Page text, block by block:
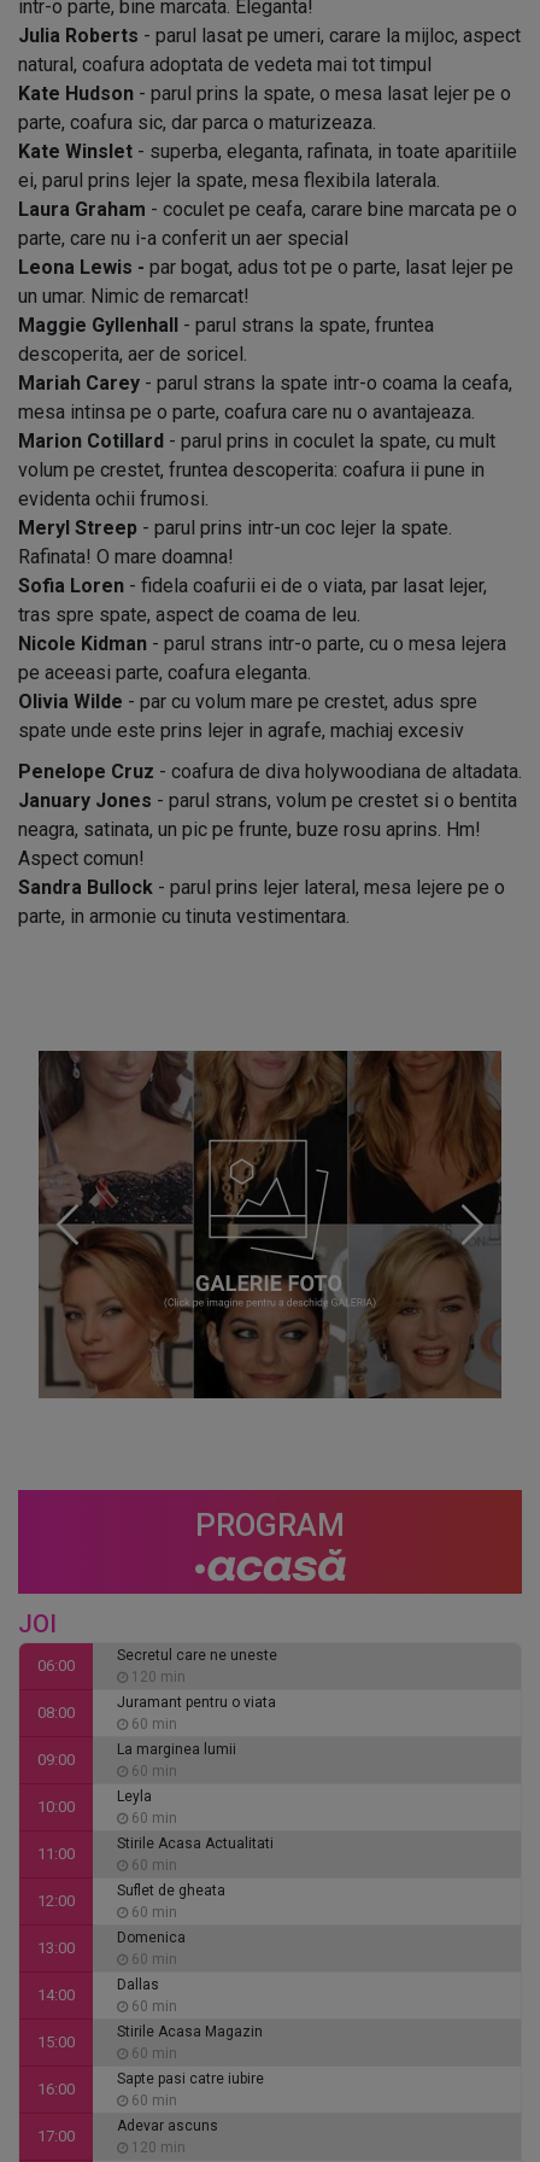
intr-o parte, bine marcata. Eleganta!
Julia Roberts - parul lasat pe umeri, carare la mijloc, aspect
natural, coafura adoptata de vedeta mai tot timpul
Kate Hudson - parul prins la spate, o mesa lasat lejer pe o
parte, coafura sic, dar parca o maturizeaza.
Kate Winslet - superba, eleganta, rafinata, in toate aparitiile
ei, parul prins lejer la spate, mesa flexibila laterala.
Laura Graham - coculet pe ceafa, carare bine marcata pe o
parte, care nu i-a conferit un aer special
Leona Lewis - par bogat, adus tot pe o parte, lasat lejer pe
un umar. Nimic de remarcat!
Maggie Gyllenhall - parul strans la spate, fruntea
descoperita, aer de soricel.
Mariah Carey - parul strans la spate intr-o coama la ceafa,
mesa intinsa pe o parte, coafura care nu o avantajeaza.
Marion Cotillard - parul prins in coculet la spate, cu mult
volum pe crestet, fruntea descoperita: coafura ii pune in
evidenta ochii frumosi.
Meryl Streep - parul prins intr-un coc lejer la spate.
Rafinata! O mare doamna!
Sofia Loren - fidela coafurii ei de o viata, par lasat lejer,
tras spre spate, aspect de coama de leu.
Nicole Kidman - parul strans intr-o parte, cu o mesa lejera
pe aceeasi parte, coafura eleganta.
Olivia Wilde - par cu volum mare pe crestet, adus spre
spate unde este prins lejer in agrafe, machiaj excesiv
Penelope Cruz - coafura de diva holywoodiana de altadata.
January Jones - parul strans, volum pe crestet si o bentita
neagra, satinata, un pic pe frunte, buze rosu aprins. Hm!
Aspect comun!
Sandra Bullock - parul prins lejer lateral, mesa lejere pe o
parte, in armonie cu tinuta vestimentara.
PROGRAM
JOI
06:00
Secretul care ne uneste
120 min
08:00
Juramant pentru o viata
60 min
09:00
La marginea lumii
60 min
10:00
Leyla
60 min
11:00
Stirile Acasa Actualitati
60 min
12:00
Suflet de gheata
60 min
13:00
Domenica
60 min
14:00
Dallas
60 min
15:00
Stirile Acasa Magazin
60 min
16:00
Sapte pasi catre iubire
60 min
17:00
Adevar ascuns
120 min